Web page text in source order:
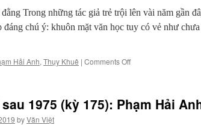
Trong những tác giả trẻ trội lên vài năm gần
đáng chú ý: khuôn mặt văn học tuy có vẻ như
Hải Anh, Thụy Khuê | Comments Offon
sau
1975
1975 (kỳ 175): Phạm Hải
byVăn Việt